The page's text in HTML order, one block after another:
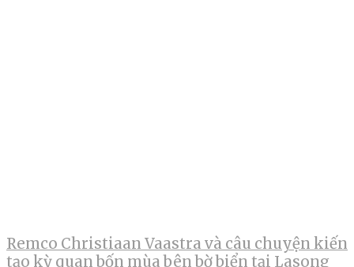
Remco Christiaan Vaastra và câu chuyện kiến
tạo kỳ quan bốn mùa bên bờ biển tại Lasong